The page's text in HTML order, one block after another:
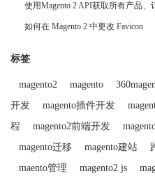
使用Magento 2 API获取所有产品
如何在 Magento 2 中更改 Favicon
标签
magento2 magento
开发
magento插件开发
程
magento2前端开发
magento迁移
magento建站
maento管理
magento2 js